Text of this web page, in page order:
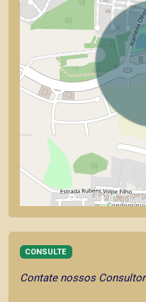
CONSULTE
Contate nossos